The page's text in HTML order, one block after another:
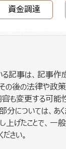
資金調達
る記事は、記事
の後の法律や政
も変更する可能
分については、あ
上げたことで、
さい。